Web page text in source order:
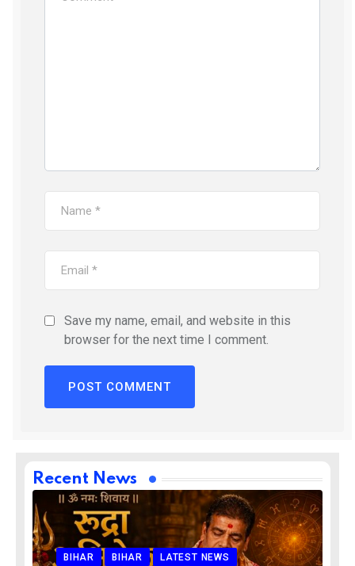
Save my name, email, and website in this
browser for the next time I comment.
Recent News
BIHAR BIHAR
LATEST NEWS